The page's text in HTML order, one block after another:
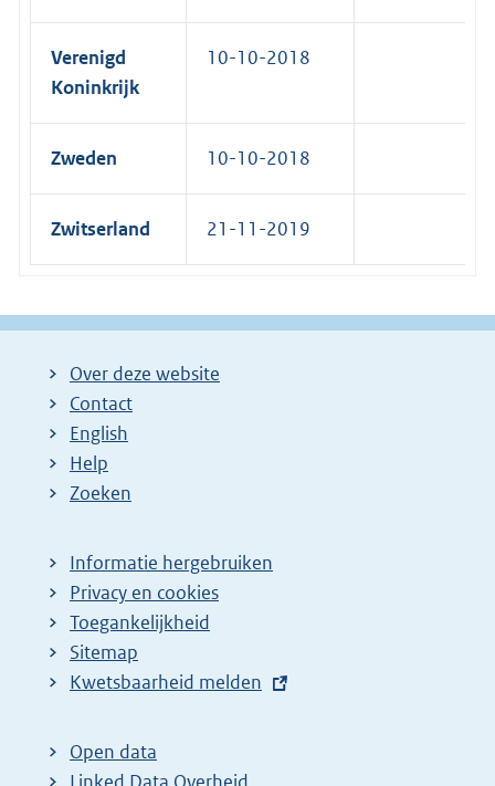
Verenigd
Koninkrijk
10-10-2018
Zweden 10-10-2018
Zwitserland 21-11-2019
Over deze website
Contact
English
Help
Zoeken
Informatie hergebruiken
Privacy en cookies
Toegankelijkheid
Sitemap
E
t
e
Kwetsbaarheid melden
Open data